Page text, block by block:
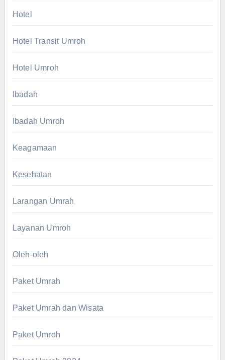
Hotel
Hotel Transit Umroh
Hotel Umroh
Ibadah
Ibadah Umroh
Keagamaan
Kesehatan
Larangan Umrah
Layanan Umroh
Oleh-oleh
Paket Umrah
Paket Umrah dan Wisata
Paket Umroh